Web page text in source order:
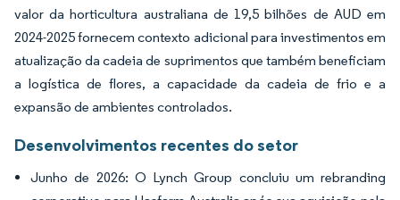
valor da horticultura australiana de 19,5 bilhões de AUD em
2024-2025 fornecem contexto adicional para investimentos em
atualização da cadeia de suprimentos que também beneficiam
a logística de flores, a capacidade da cadeia de frio e a
expansão de ambientes controlados.
Desenvolvimentos recentes do setor
Junho de 2026: O Lynch Group concluiu um rebranding